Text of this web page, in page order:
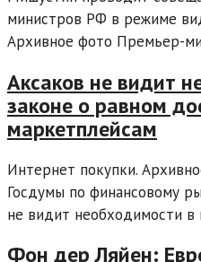
министров РФ в режиме
Архивное фото Премьер-
Аксаков не видит
законе о равном
маркетплейсам
Интернет покупки.
Госдумы по финансовому
не видит необходимости в
Фон дер Ляйен: